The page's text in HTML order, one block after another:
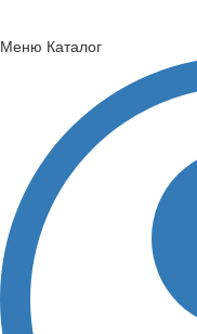
Меню Каталог